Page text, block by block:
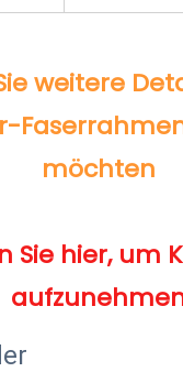
weitere
Sie hier, um